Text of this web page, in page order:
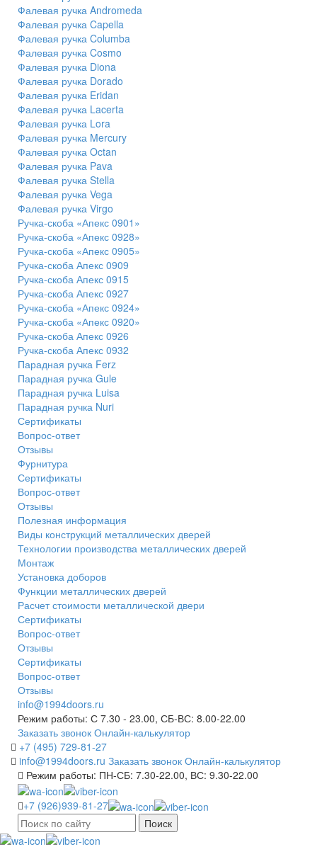
Фалевая ручка Andromeda
Фалевая ручка Capella
Фалевая ручка Columba
Фалевая ручка Cosmo
Фалевая ручка Diona
Фалевая ручка Dorado
Фалевая ручка Eridan
Фалевая ручка Lacerta
Фалевая ручка Lora
Фалевая ручка Mercury
Фалевая ручка Octan
Фалевая ручка Pava
Фалевая ручка Stella
Фалевая ручка Vega
Фалевая ручка Virgo
Ручка-скоба «Апекс 0901»
Ручка-скоба «Апекс 0928»
Ручка-скоба «Апекс 0905»
Ручка-скоба Апекс 0909
Ручка-скоба Апекс 0915
Ручка-скоба Апекс 0927
Ручка-скоба «Апекс 0924»
Ручка-скоба «Апекс 0920»
Ручка-скоба Апекс 0926
Ручка-скоба Апекс 0932
Парадная ручка Ferz
Парадная ручка Gule
Парадная ручка Luisa
Парадная ручка Nuri
Сертификаты
Вопрос-ответ
Отзывы
Фурнитура
Сертификаты
Вопрос-ответ
Отзывы
Полезная информация
Виды конструкций металлических дверей
Технологии производства металлических дверей
Монтаж
Установка доборов
Функции металлических дверей
Расчет стоимости металлической двери
Сертификаты
Вопрос-ответ
Отзывы
Сертификаты
Вопрос-ответ
Отзывы
info@1994doors.ru
Режим работы: С 7.30 - 23.00, СБ-ВС: 8.00-22.00
Заказать звонок Онлайн-калькулятор
+7 (495) 729-81-27
info@1994doors.ru Заказать звонок Онлайн-калькулятор
Режим работы: ПН-СБ: 7.30-22.00, ВС: 9.30-22.00
+7 (926)939-81-27
Поиск